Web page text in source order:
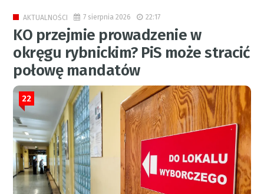
AKTUALNOŚCI 7 sierpnia 2026 22:17
KO przejmie prowadzenie w
okręgu rybnickim? PiS może stracić
połowę mandatów
22